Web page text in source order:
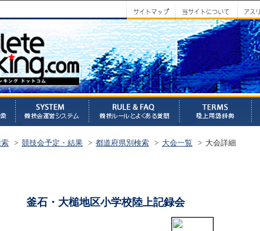
> 競技会予定・結果 > 都道府県別検索 > 大会一覧 > 大会詳細
釜石・大槌地区小学校陸上記録会